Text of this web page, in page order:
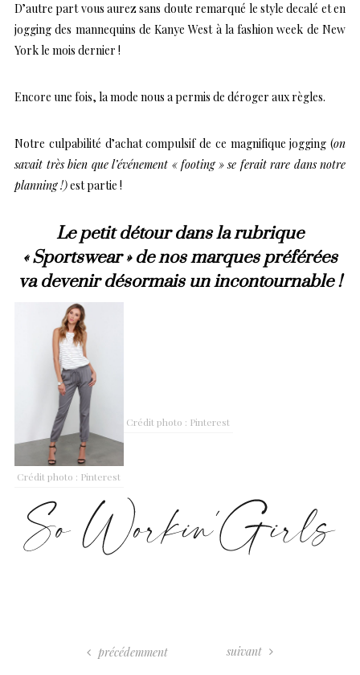
D’autre part vous aurez sans doute remarqué le style decalé et en
jogging des mannequins de Kanye West à la fashion week de New
York le mois dernier !
Encore une fois, la mode nous a permis de déroger aux règles.
Notre culpabilité d’achat compulsif de ce magnifique jogging (on
savait très bien que l’événement « footing » se ferait rare dans notre
planning !)est partie !
Le petit détour dans la rubrique
« Sportswear » de nos marques préférées
va devenir désormais un incontournable !
Crédit photo : Pinterest
Crédit photo : Pinterest
précédemment suivant